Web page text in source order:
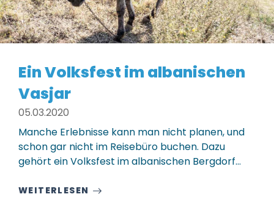
Ein Volksfest im albanischen
Vasjar
05.03.2020
Manche Erlebnisse kann man nicht planen, und
schon gar nicht im Reisebüro buchen. Dazu
gehört ein Volksfest im albanischen Bergdorf…
WEITERLESEN